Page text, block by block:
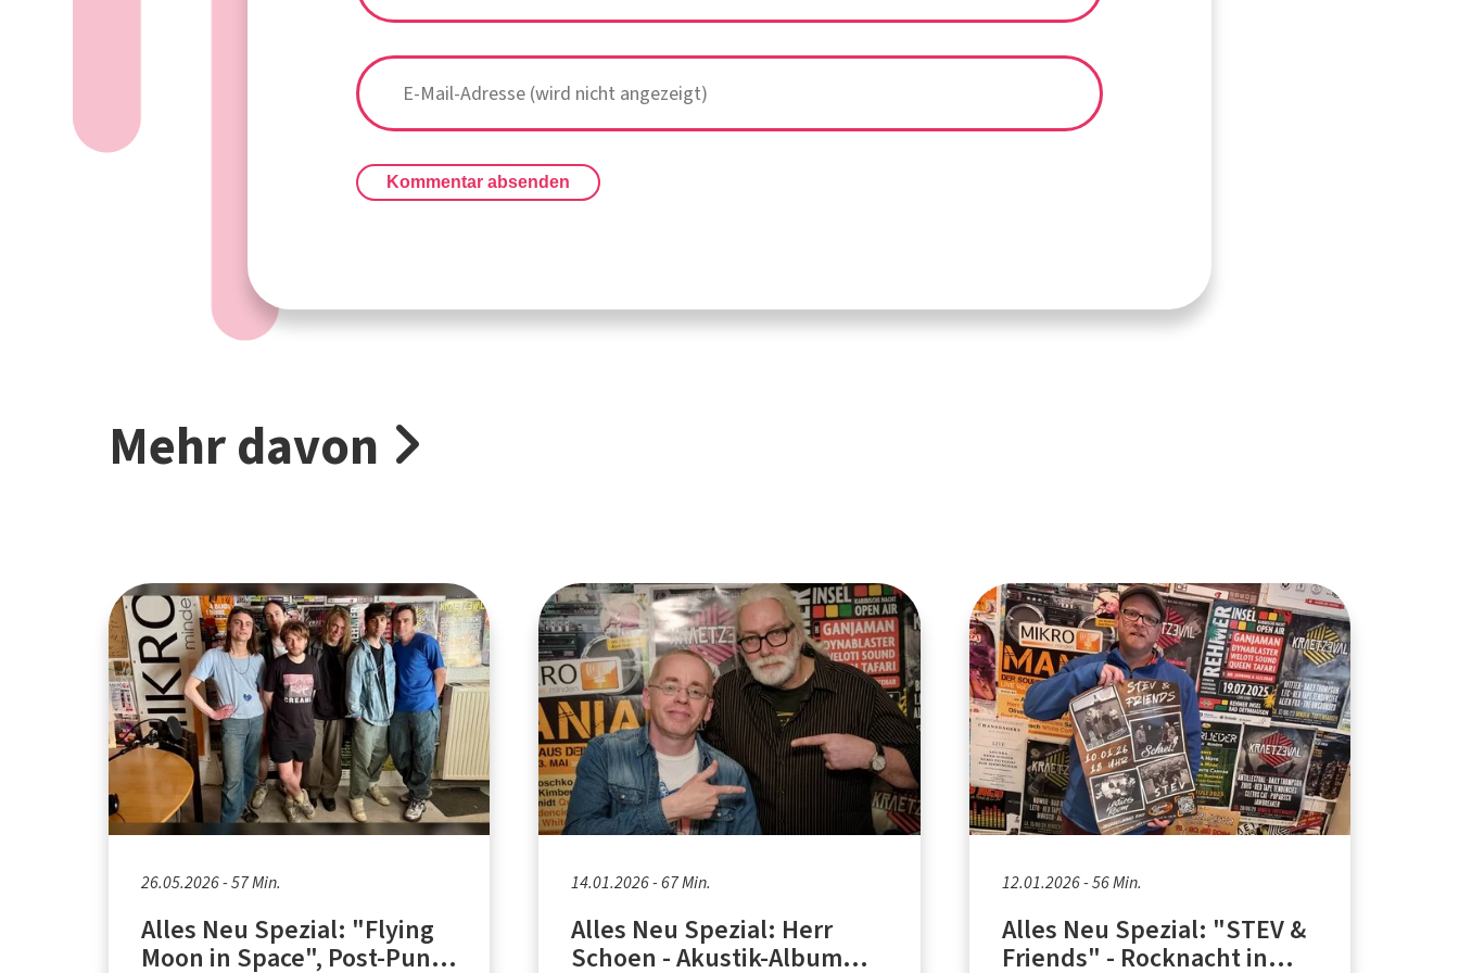
Kommentar absenden
Mehr davon
26.05.2026 - 57 Min.
Alles Neu Spezial: "Flying
Moon in Space", Post-Punk-
14.01.2026 - 67 Min.
Alles Neu Spezial: Herr
Schoen - Akustik-Album
12.01.2026 - 56 Min.
Alles Neu Spezial: "STEV &
Friends" - Rocknacht in